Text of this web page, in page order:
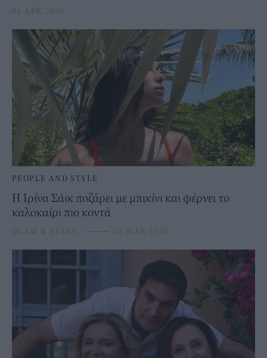
06 APR 2026
PEOPLE AND STYLE
Η Ιρίνα Σάικ ποζάρει με μπικίνι και φέρνει το
καλοκαίρι πιο κοντά
GLAM & STARS ⸻ 30 MAR 2026